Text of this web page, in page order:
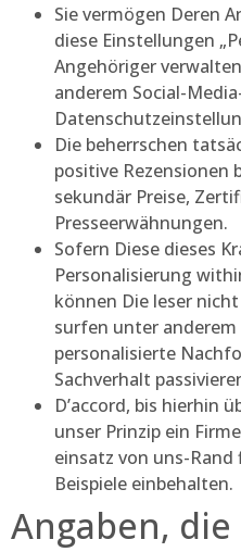
Sie vermögen Deren
diese Einstellungen
Angehöriger
anderem Social-
Die beherrschen
positive Rezensionen
sekundär Preise,
Presseerwähnungen.
Sofern Diese dieses
Personalisierung
können Die leser
surfen unter
personalisierte
Sachverhalt
D’accord, bis hierhin
unser Prinzip ein
einsatz von uns-
Beispiele einbehalten.
Angaben,